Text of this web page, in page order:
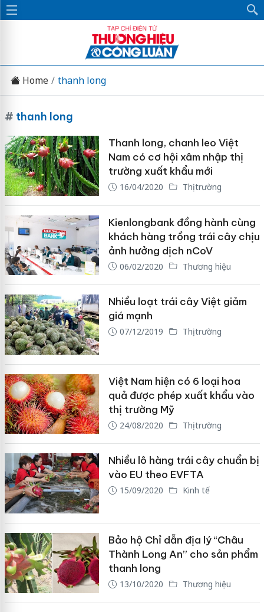
Home thanh long
# thanh long
Thanh long, chanh leo Việt
Nam có cơ hội xâm nhập thị
trường xuất khẩu mới
16/04/2020 Thị trường
Kienlongbank đồng hành cùng
khách hàng trồng trái cây chịu
ảnh hưởng dịch nCoV
06/02/2020 Thương hiệu
Nhiều loạt trái cây Việt giảm
giá mạnh
07/12/2019 Thị trường
Việt Nam hiện có 6 loại hoa
quả được phép xuất khẩu vào
thị trường Mỹ
24/08/2020 Thị trường
Nhiều lô hàng trái cây chuẩn bị
vào EU theo EVFTA
15/09/2020 Kinh tế
Bảo hộ Chỉ dẫn địa lý “Châu
Thành Long An” cho sản phẩm
thanh long
13/10/2020 Thương hiệu